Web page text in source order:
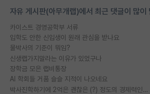
자유 게시판(아무개랩)에서 최근 댓글이 많이
카이스트 경영공학부 서류
입학도 안한 신입생이 원래 관심을 받나요
물박사의 기준이 뭐임?
신생랩가지말라는 이유가 있었구나
장학금 모은 랩비통장
AI 학회들 거품 슬슬 지적이 나오네요
박사진학하기에 2억은 괜찮은 (?) 정도의 경제력인가요